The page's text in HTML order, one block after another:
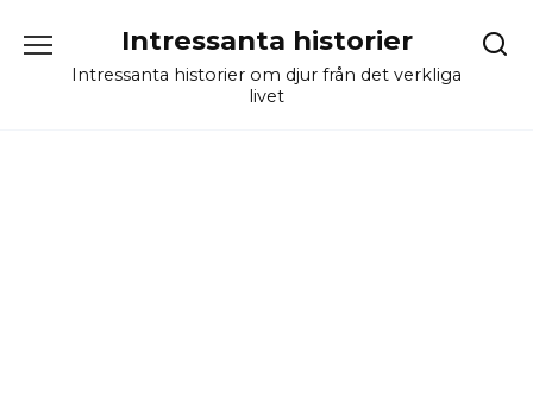
content
Intressanta historier
Intressanta historier om djur från det verkliga
livet